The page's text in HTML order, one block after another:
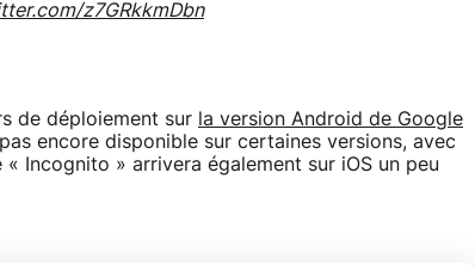
z7GRkkmDbn
de déploiement sur la version Android de Google
encore disponible sur certaines versions, avec
Incognito » arrivera également sur iOS un peu